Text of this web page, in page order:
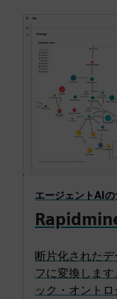
エージェントAI
断片化された
フに変換しま
ック・オント